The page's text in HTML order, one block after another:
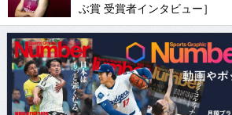
ぶ賞 受賞者インタビュー］